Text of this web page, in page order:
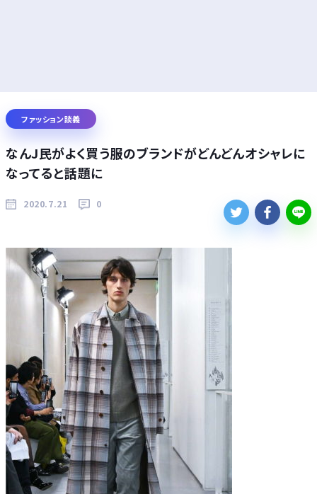
ファッション談義
なんJ民がよく買う服のブランドがどんどんオシャレに
なってると話題に
2020.7.21 0